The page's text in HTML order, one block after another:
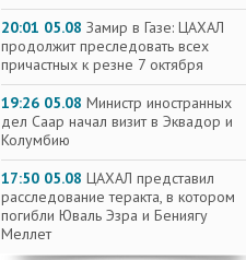
20:01 05.08 Замир в Газе: ЦАХАЛ
продолжит преследовать всех
причастных к резне 7 октября
19:26 05.08 Министр иностранных
дел Саар начал визит в Эквадор и
Колумбию
17:50 05.08 ЦАХАЛ представил
расследование теракта, в котором
погибли Юваль Эзра и Бениягу
Меллет